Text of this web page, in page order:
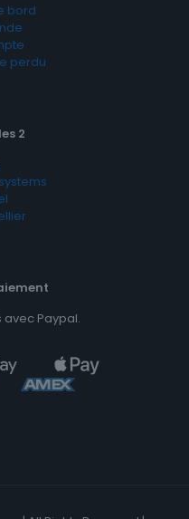
bord
perdu
2
avec Paypal.